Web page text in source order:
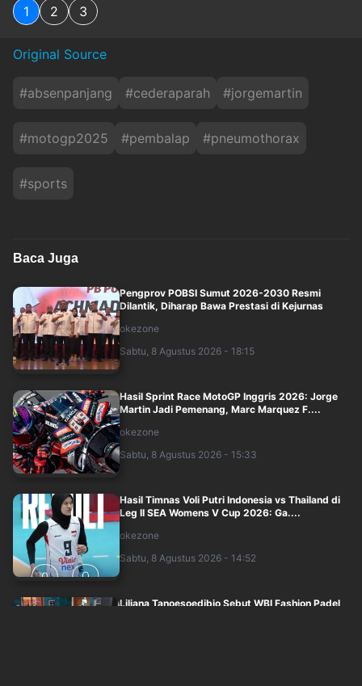
1 2 3
Original Source
#absenpanjang #cederaparah #jorgemartin
#motogp2025 #pembalap #pneumothorax
#sports
Baca Juga
Pengprov POBSI Sumut 2026-2030 Resmi
Dilantik, Diharap Bawa Prestasi di Kejurnas
okezone
Sabtu, 8 Agustus 2026 - 18:15
Hasil Sprint Race MotoGP Inggris 2026: Jorge
Martin Jadi Pemenang, Marc Marquez F....
okezone
Sabtu, 8 Agustus 2026 - 15:33
Hasil Timnas Voli Putri Indonesia vs Thailand di
Leg II SEA Womens V Cup 2026: Ga....
okezone
Sabtu, 8 Agustus 2026 - 14:52
Liliana Tanoesoedibjo Sebut WBI Fashion Padel